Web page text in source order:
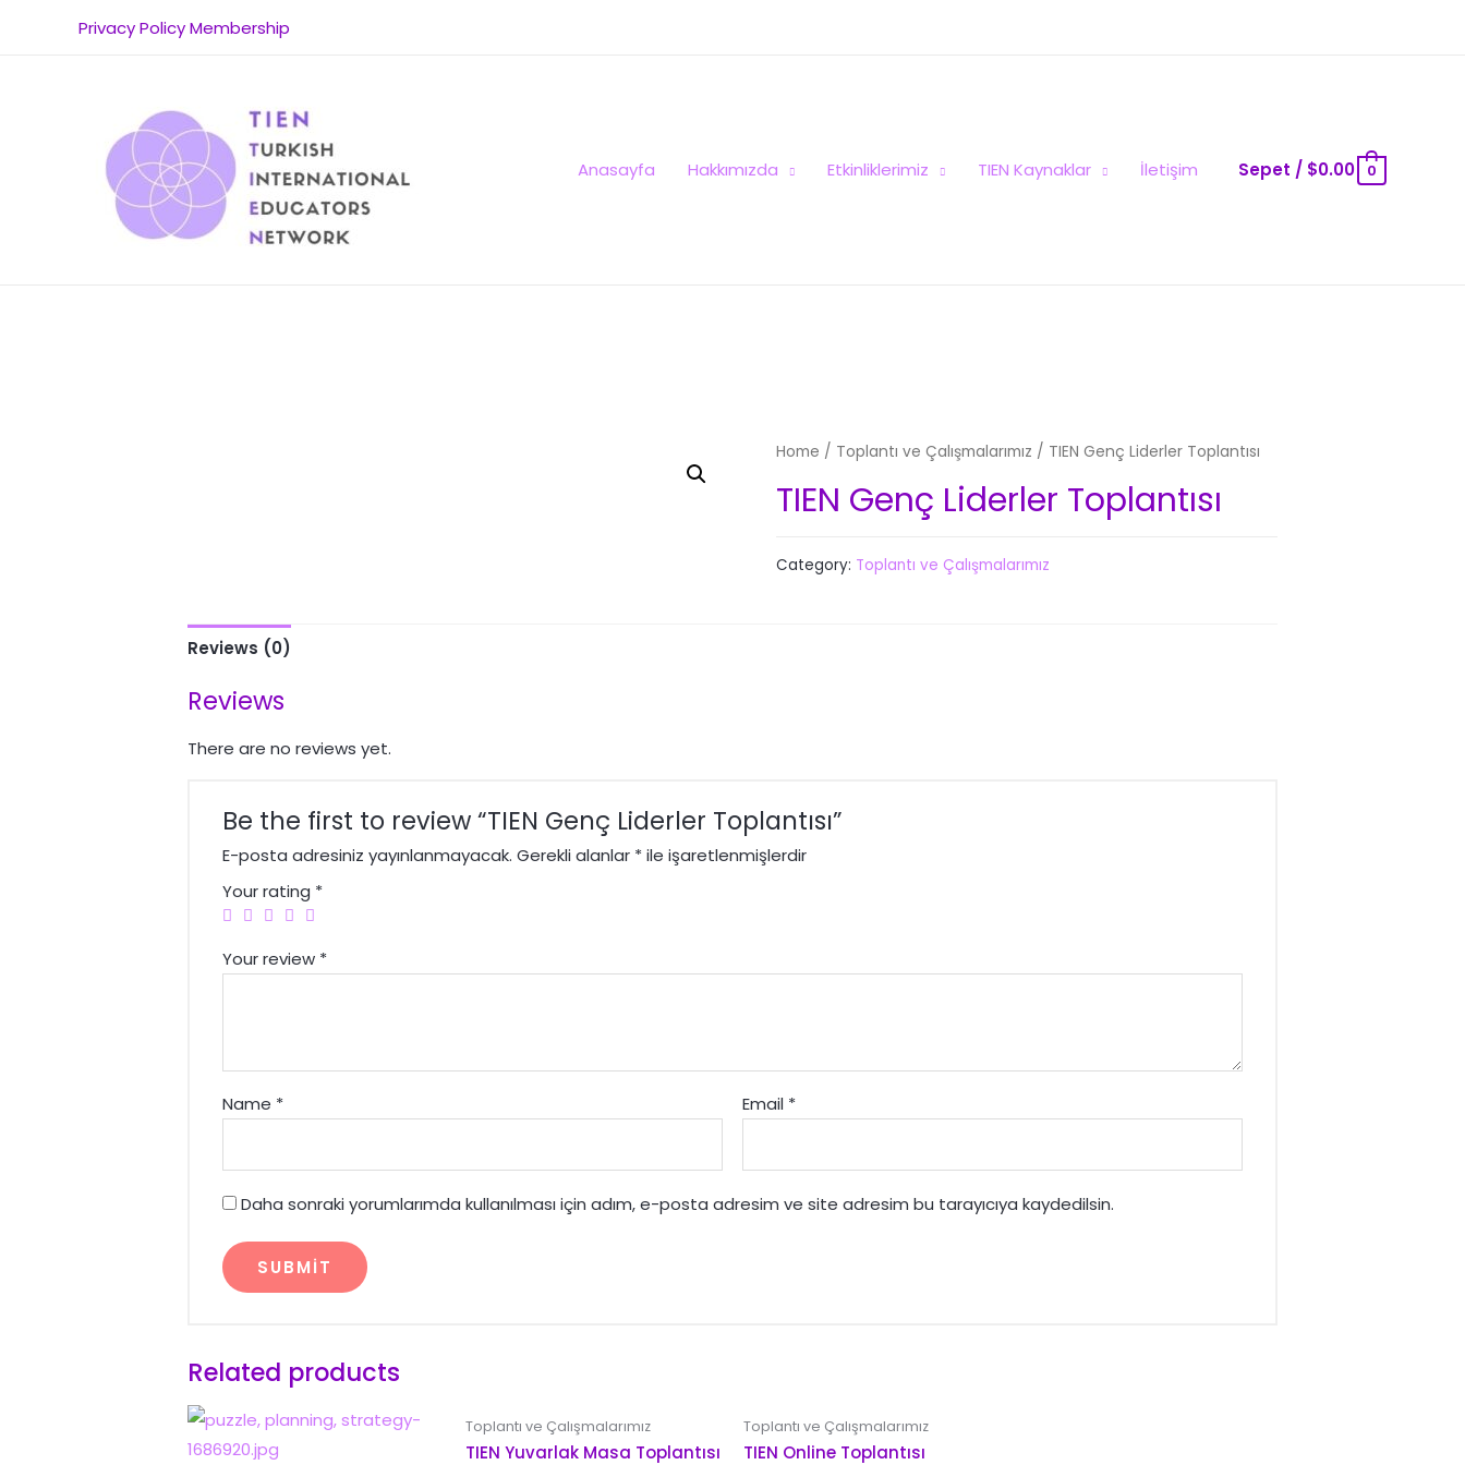
Privacy PolicyMembership
Anasayfa Hakkımızda Etkinliklerimiz TIEN Kaynaklar İletişim Sepet / $0.00 0
Home / Toplantı ve Çalışmalarımız / TIEN Genç Liderler Toplantısı
TIEN Genç Liderler Toplantısı
Category: Toplantı ve Çalışmalarımız
Reviews (0)
Reviews
There are no reviews yet.
Be the first to review “TIEN Genç Liderler Toplantısı”
E-posta adresiniz yayınlanmayacak. Gerekli alanlar *ile işaretlenmişlerdir
Your rating *
Your review *
Name * Email *
Daha sonraki yorumlarımda kullanılması için adım, e-posta adresim ve site adresim bu tarayıcıya kaydedilsin.
Related products
Toplantı ve Çalışmalarımız
TIEN Yuvarlak Masa Toplantısı
Toplantı ve Çalışmalarımız
TIEN Online Toplantısı